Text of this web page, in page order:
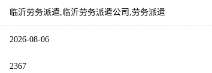
临沂劳务派遣,临沂劳务派遣公司,劳务派遣
2026-08-06
2367